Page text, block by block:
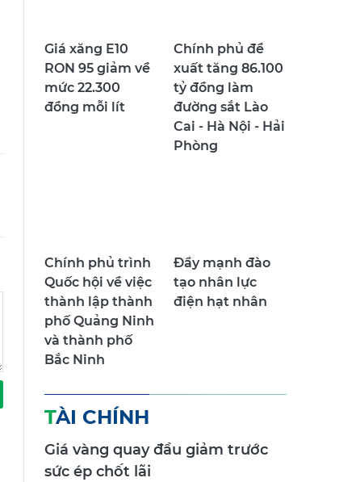
Giá xăng E10
RON 95 giảm về
mức 22.300
đồng mỗi lít
Chính phủ đề
xuất tăng 86.100
tỷ đồng làm
đường sắt Lào
Cai - Hà Nội - Hải
Phòng
Chính phủ trình
Quốc hội về việc
thành lập thành
phố Quảng Ninh
và thành phố
Bắc Ninh
Đẩy mạnh đào
tạo nhân lực
điện hạt nhân
TÀI CHÍNH
Giá vàng quay đầu giảm trước
sức ép chốt lãi